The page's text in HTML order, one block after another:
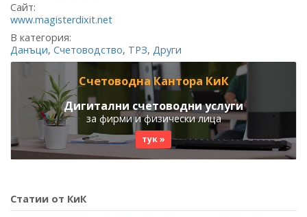
Сайт:
www.magisterdixit.net
В категория:
Данъци, Счетоводство, ТРЗ, Други
Счетоводна Кантора КиК
Дигитални счетоводни услуги
за фирми и физически лица
тук »
Статии от КиК